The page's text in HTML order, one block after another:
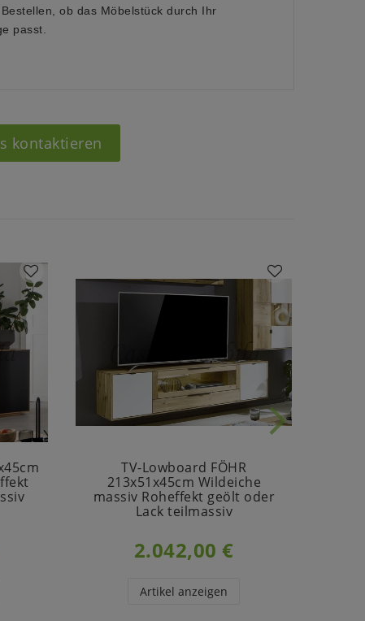
ob das Möbelstück durch Ihr
passt.
kontaktieren
TV-Lowboard FÖHR
213x51x45cm Wildeiche
massiv Roheffekt geölt oder
Lack teilmassiv
2.042,00 €
Artikel anzeigen